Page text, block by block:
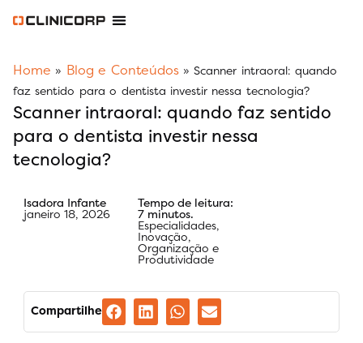
Home » Blog e Conteúdos»Scanner intraoral: quando
faz sentido para o dentista investir nessa tecnologia?
Scanner intraoral: quando faz sentido
para o dentista investir nessa
tecnologia?
Isadora Infante
janeiro 18, 2026
Tempo de leitura:
7 minutos.
Especialidades,
Inovação,
Organização e
Produtividade
Compartilhe